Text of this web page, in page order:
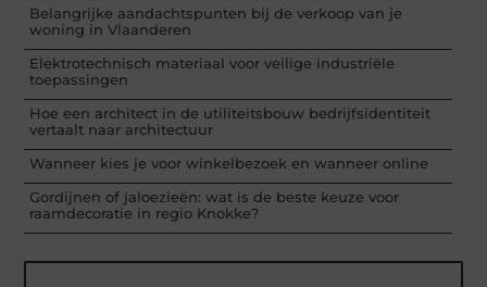
Belangrijke aandachtspunten bij de verkoop van je
woning in Vlaanderen
Elektrotechnisch materiaal voor veilige industriële
toepassingen
Hoe een architect in de utiliteitsbouw bedrijfsidentiteit
vertaalt naar architectuur
Wanneer kies je voor winkelbezoek en wanneer online
Gordijnen of jaloezieën: wat is de beste keuze voor
raamdecoratie in regio Knokke?